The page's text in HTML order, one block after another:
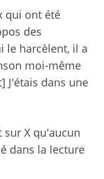
qui ont été
des
le harcèlent, il a
moi-même
J'étais dans une
sur X qu'aucun
dans la lecture